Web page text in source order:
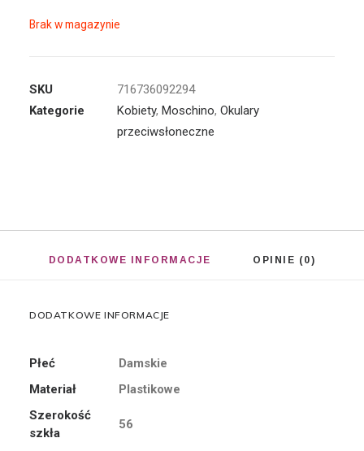
Brak w magazynie
SKU
716736092294
Kategorie
Kobiety, Moschino, Okulary
przeciwsłoneczne
DODATKOWE INFORMACJE OPINIE (0)
DODATKOWE INFORMACJE
Płeć
Damskie
Materiał
Plastikowe
Szerokość
szkła
56